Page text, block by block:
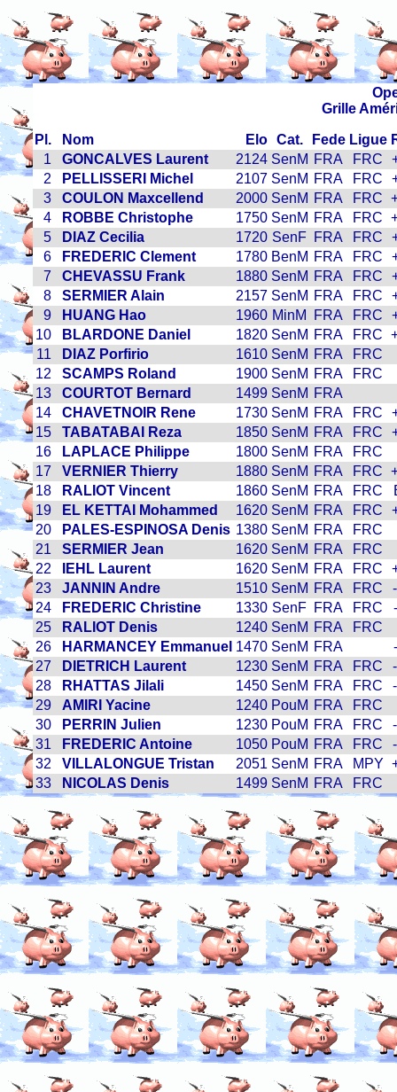
Grille
Pl. Nom Elo Cat. Fede Ligue
1
GONCALVES Laurent 2124 SenM FRA FRC
2
PELLISSERI Michel 2107 SenM FRA FRC
3
COULON Maxcellend 2000 SenM FRA FRC
4
ROBBE Christophe 1750 SenM FRA FRC
5
DIAZ Cecilia 1720 SenF FRA FRC
6
FREDERIC Clement 1780 BenM FRA FRC
7
CHEVASSU Frank 1880 SenM FRA FRC
8
SERMIER Alain 2157 SenM FRA FRC
9
HUANG Hao 1960 MinM FRA FRC
10
BLARDONE Daniel 1820 SenM FRA FRC
11
DIAZ Porfirio 1610 SenM FRA
FRC
12
SCAMPS Roland 1900 SenM FRA FRC
13
COURTOT Bernard 1499 SenM FRA
14
CHAVETNOIR Rene 1730 SenM FRA FRC
15
TABATABAI Reza 1850 SenM FRA FRC
16
LAPLACE Philippe 1800 SenM FRA FRC
17
VERNIER Thierry 1880 SenM FRA FRC
18
RALIOT Vincent 1860 SenM FRA FRC
19
EL KETTAI Mohammed 1620 SenM FRA FRC
20
PALES-ESPINOSA Denis 1380 SenM FRA FRC
21
SERMIER Jean 1620 SenM FRA FRC
22
IEHL Laurent 1620 SenM FRA FRC
23
JANNIN Andre 1510 SenM FRA FRC
24
FREDERIC Christine 1330 SenF FRA FRC
25
RALIOT Denis 1240 SenM FRA
FRC
26
HARMANCEY Emmanuel 1470 SenM FRA
27
DIETRICH Laurent 1230 SenM FRA FRC
28
RHATTAS Jilali 1450 SenM FRA FRC
29
AMIRI Yacine 1240 PouM FRA FRC
30
PERRIN Julien 1230 PouM FRA FRC
31
FREDERIC Antoine 1050 PouM FRA FRC
32
VILLALONGUE Tristan 2051 SenM FRA MPY
33
NICOLAS Denis 1499 SenM FRA FRC